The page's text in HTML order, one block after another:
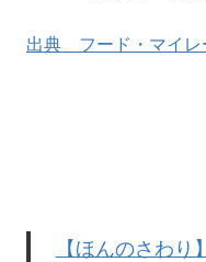
出典 フード・マイレ
【ほんのさわ